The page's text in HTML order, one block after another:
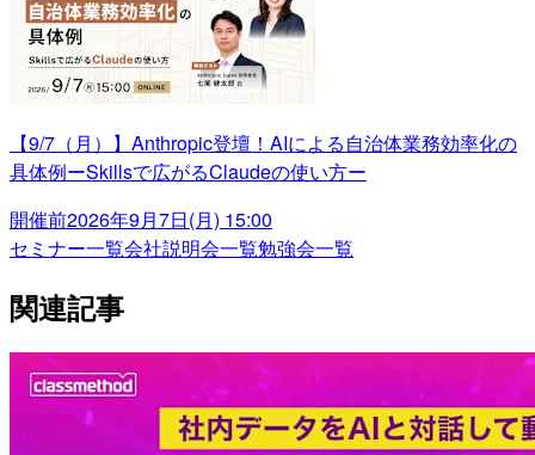
【9/7（月）】Anthropic登壇！AIによる自治体業務効率化の
具体例ーSkillsで広がるClaudeの使い方ー
開催前2026年9月7日(月) 15:00
セミナー一覧会社説明会一覧勉強会一覧
関連記事